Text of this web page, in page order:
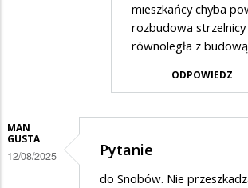
mieszkańcy chyba
rozbudowa strzelnicy
równoległa z
ODPOWIEDZ
MAN
GUSTA
12/08/2025 Pytanie
do Snobów. Nie